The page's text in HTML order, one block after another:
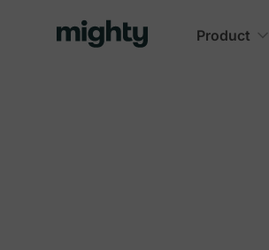
Product